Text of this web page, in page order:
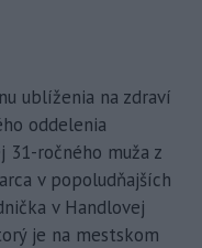
ublíženia na zdraví
oddelenia
31-ročného muža z
v popoludňajších
v Handlovej
je na mestskom